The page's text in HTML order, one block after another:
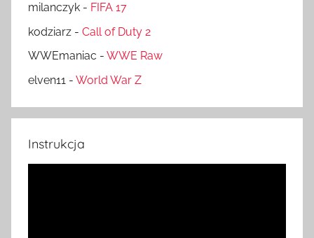
milanczyk - FIFA 17
kodziarz - Call of Duty 2
WWEmaniac - WWE Raw
elven11 - World War Z
Instrukcja